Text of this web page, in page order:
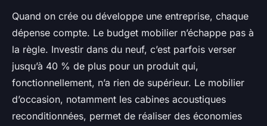
Quand on crée ou développe une entreprise, chaque
dépense compte. Le budget mobilier n’échappe pas à
la règle. Investir dans du neuf, c’est parfois verser
jusqu’à 40 % de plus pour un produit qui,
fonctionnellement, n’a rien de supérieur. Le mobilier
d’occasion, notamment les cabines acoustiques
reconditionnées, permet de réaliser des économies